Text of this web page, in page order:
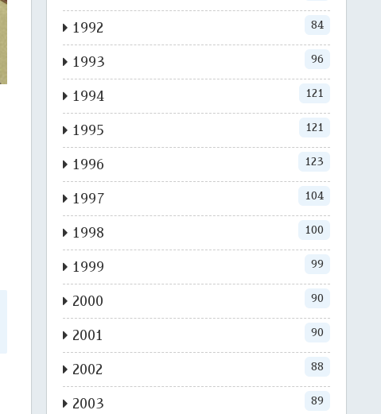
1992 84
1993 96
1994 121
1995 121
1996 123
1997 104
1998 100
1999 99
2000 90
2001 90
2002 88
2003 89